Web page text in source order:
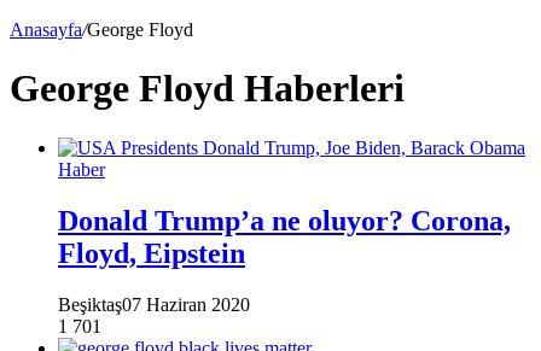
Anasayfa/George Floyd
George Floyd Haberleri
Haber
Donald Trump’a ne oluyor? Corona,
Floyd, Eipstein
Beşiktaş07 Haziran 2020
1 701